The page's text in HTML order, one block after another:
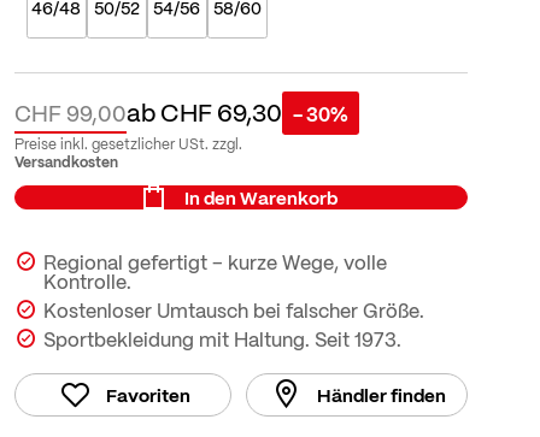
46/48 50/52 54/56 58/60
abCHF 69,30
CHF 99,00 - 30%
Preise inkl. gesetzlicher USt. zzgl.
Versandkosten
In den Warenkorb
Regional gefertigt – kurze Wege, volle
Kontrolle.
Kostenloser Umtausch bei falscher Größe.
Sportbekleidung mit Haltung. Seit 1973.
Favoriten Händler finden